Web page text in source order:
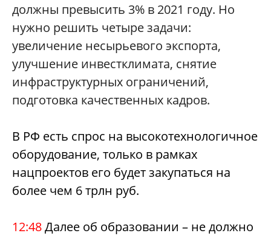
должны превысить 3% в 2021 году. Но
нужно решить четыре задачи:
увеличение несырьевого экспорта,
улучшение инвестклимата, снятие
инфраструктурных ограничений,
подготовка качественных кадров.
В РФ есть спрос на высокотехнологичное
оборудование, только в рамках
нацпроектов его будет закупаться на
более чем 6 трлн руб.
12:48Далее об образовании – не должно